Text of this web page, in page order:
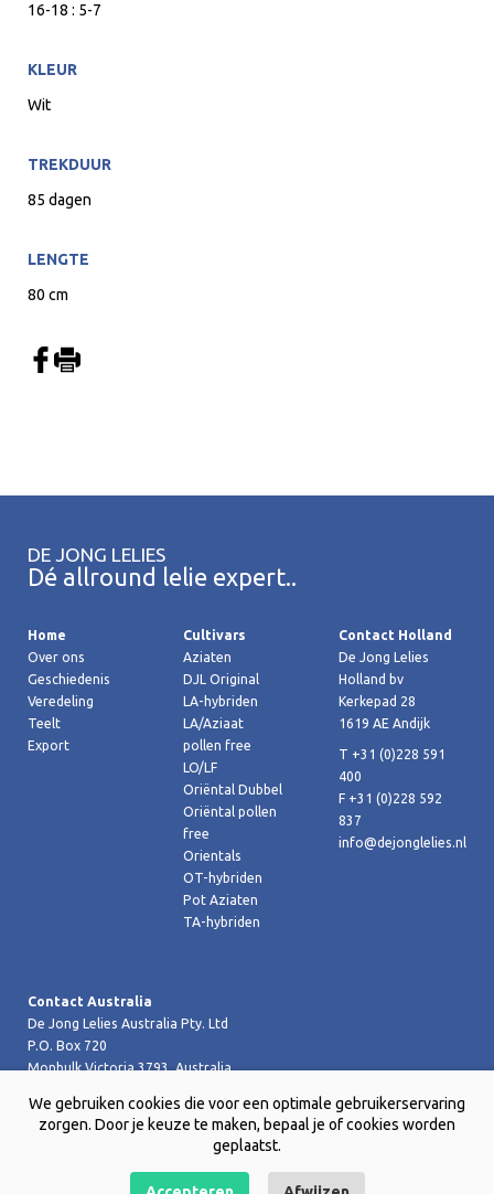
16-18 : 5-7
KLEUR
Wit
TREKDUUR
85 dagen
LENGTE
80 cm
DE JONG LELIES
Dé allround lelie expert..
Home
Over ons
Geschiedenis
Veredeling
Teelt
Export
Cultivars
Aziaten
DJL Original
LA-hybriden
LA/Aziaat
pollen free
LO/LF
Oriëntal Dubbel
Oriëntal pollen
free
Orientals
OT-hybriden
Pot Aziaten
TA-hybriden
Contact Holland
De Jong Lelies
Holland bv
Kerkepad 28
1619 AE Andijk
T +31 (0)228 591
400
F +31 (0)228 592
837
info@dejonglelies.nl
Contact Australia
De Jong Lelies Australia Pty. Ltd
P.O. Box 720
Monbulk Victoria 3793, Australia
T +61 (0)359 619 188
F +61 (0)359 619 199 joost@dejongleliesaustralia.com.au
We gebruiken cookies die voor een optimale gebruikerservaring
zorgen. Door je keuze te maken, bepaal je of cookies worden
geplaatst.